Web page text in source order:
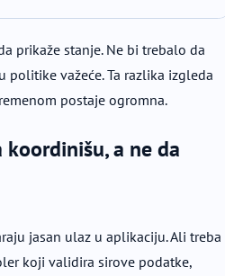
prikaže stanje. Ne bi trebalo da
važeće. Ta razlika izgleda
postaje ogromna.
a ne da
jasan ulaz u aplikaciju. Ali treba
koji validira sirove podatke,